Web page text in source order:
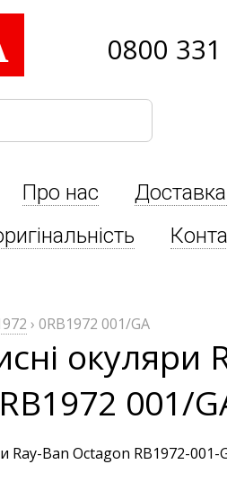
0800
Про нас
› 0RB1972 001/GA
окуляри
001/